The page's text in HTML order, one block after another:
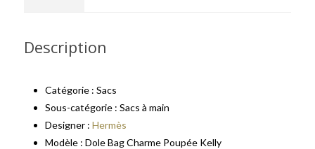
Description
Catégorie : Sacs
Sous-catégorie : Sacs à main
Designer : Hermès
Modèle : Dole Bag Charme Poupée Kelly